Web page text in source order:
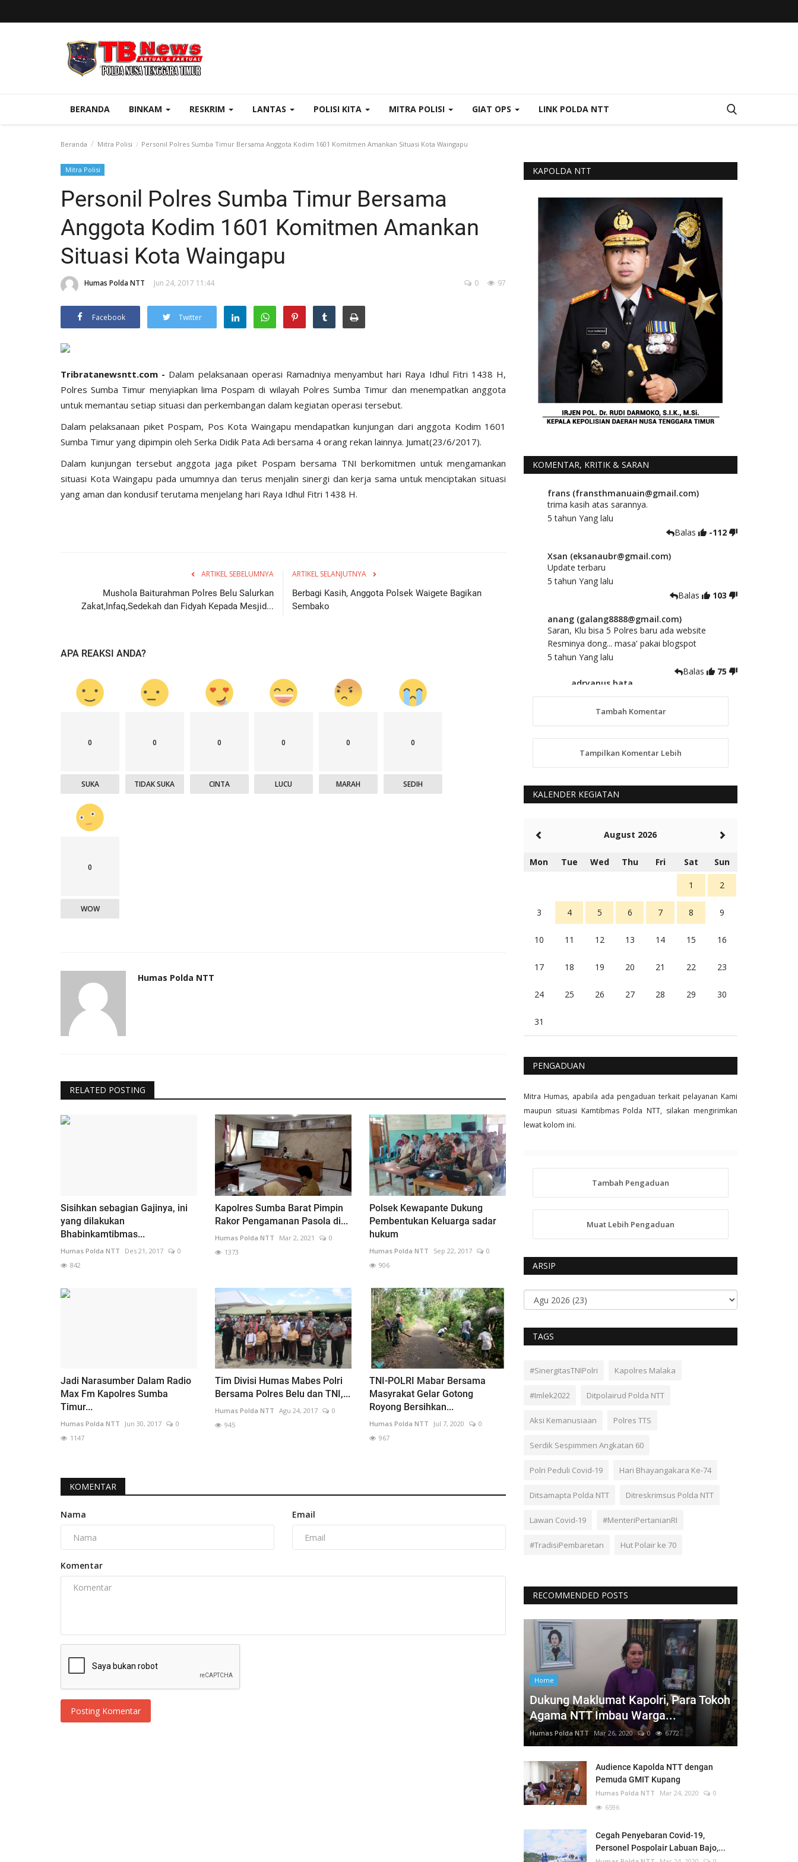
BERANDA BINKAM RESKRIM LANTAS POLISI KITA MITRA POLISI GIAT OPS LINK POLDA NTT
Beranda Mitra Polisi Personil Polres Sumba Timur Bersama Anggota Kodim 1601 Komitmen Amankan Situasi Kota Waingapu
Mitra Polisi
Personil Polres Sumba Timur Bersama
Anggota Kodim 1601 Komitmen Amankan
Situasi Kota Waingapu
Humas Polda NTT Jun 24, 2017 11:44 97
0
Facebook Twitter
Tribratanewsntt.com - Dalam pelaksanaan operasi Ramadniya menyambut hari Raya Idhul Fitri 1438 H,
Polres Sumba Timur menyiapkan lima Pospam di wilayah Polres Sumba Timur dan menempatkan anggota
untuk memantau setiap situasi dan perkembangan dalam kegiatan operasi tersebut.
Dalam pelaksanaan piket Pospam, Pos Kota Waingapu mendapatkan kunjungan dari anggota Kodim 1601
Sumba Timur yang dipimpin oleh Serka Didik Pata Adi bersama 4 orang rekan lainnya. Jumat(23/6/2017).
Dalam kunjungan tersebut anggota jaga piket Pospam bersama TNI berkomitmen untuk mengamankan
situasi Kota Waingapu pada umumnya dan terus menjalin sinergi dan kerja sama untuk menciptakan situasi
yang aman dan kondusif terutama menjelang hari Raya Idhul Fitri 1438 H.
ARTIKEL SEBELUMNYA
Mushola Baiturahman Polres Belu Salurkan
Zakat,Infaq,Sedekah dan Fidyah Kepada Mesjid...
ARTIKEL SELANJUTNYA
Berbagi Kasih, Anggota Polsek Waigete Bagikan
Sembako
APA REAKSI ANDA?
0
SUKA
0
TIDAK SUKA
0
CINTA
0
LUCU
0
MARAH
0
SEDIH
0
WOW
Humas Polda NTT
RELATED POSTING
Sisihkan sebagian Gajinya, ini
yang dilakukan
Bhabinkamtibmas...
Humas Polda NTT Des 21, 2017
0
842
Kapolres Sumba Barat Pimpin
Rakor Pengamanan Pasola di...
Humas Polda NTT Mar 2, 2021
0
1373
Polsek Kewapante Dukung
Pembentukan Keluarga sadar
hukum
Humas Polda NTT Sep 22, 2017
0
906
Jadi Narasumber Dalam Radio
Max Fm Kapolres Sumba
Timur...
Humas Polda NTT Jun 30, 2017
0
1147
Tim Divisi Humas Mabes Polri
Bersama Polres Belu dan TNI,...
Humas Polda NTT Agu 24, 2017
0
945
TNI-POLRI Mabar Bersama
Masyrakat Gelar Gotong
Royong Bersihkan...
Humas Polda NTT Jul 7, 2020
0
967
KOMENTAR
Nama Email
Komentar
Posting Komentar
KAPOLDA NTT
KOMENTAR, KRITIK & SARAN
frans (fransthmanuain@gmail.com)
trima kasih atas sarannya.
5 tahun Yang lalu
Balas
-112
Xsan (eksanaubr@gmail.com)
Update terbaru
5 tahun Yang lalu
Balas
103
anang (galang8888@gmail.com)
Saran, Klu bisa 5 Polres baru ada website
Resminya dong... masa' pakai blogspot
5 tahun Yang lalu
Balas
75
adryanus bata
kami tindaklanjuti
5 tahun Yang lalu
88
anggy (anakkaos@gmail.com)
Sumba Barat Aman, Trmksih Pak Polisi
5 tahun Yang lalu
Rambu (rambu03@gmail.com)
5 tahun Yang lalu
Balas
16
Tambah Komentar
Tampilkan Komentar Lebih
KALENDER KEGIATAN
August 2026
Mon Tue Wed Thu Fri Sat Sun
1 2
3 4 5 6 7 8 9
10 11 12 13 14 15 16
17 18 19 20 21 22 23
24 25 26 27 28 29 30
31
PENGADUAN
Mitra Humas, apabila ada pengaduan terkait pelayanan Kami
maupun situasi Kamtibmas Polda NTT, silakan mengirimkan
lewat kolom ini.
Tambah Pengaduan
Muat Lebih Pengaduan
ARSIP
TAGS
#SinergitasTNIPolri Kapolres Malaka
#Imlek2022 Ditpolairud Polda NTT
Aksi Kemanusiaan Polres TTS
Serdik Sespimmen Angkatan 60
Polri Peduli Covid-19 Hari Bhayangakara Ke-74
Ditsamapta Polda NTT Ditreskrimsus Polda NTT
Lawan Covid-19 #MenteriPertanianRI
#TradisiPembaretan Hut Polair ke 70
RECOMMENDED POSTS
Home
Dukung Maklumat Kapolri, Para Tokoh
Agama NTT Imbau Warga...
Humas Polda NTT Mar 26, 2020 0 6772
Audience Kapolda NTT dengan
Pemuda GMIT Kupang
Humas Polda NTT Mar 24, 2020
0
6596
Cegah Penyebaran Covid-19,
Personel Pospolair Labuan Bajo,...